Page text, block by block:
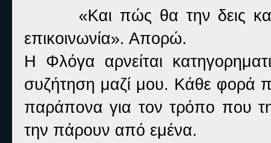
«Και πώς θα την δεις
επικοινωνία». Απορώ.
Η Φλόγα αρνείται
συζήτηση μαζί μου. Κάθε φορά
παράπονα για τον τρόπο που
την πάρουν από εμένα.